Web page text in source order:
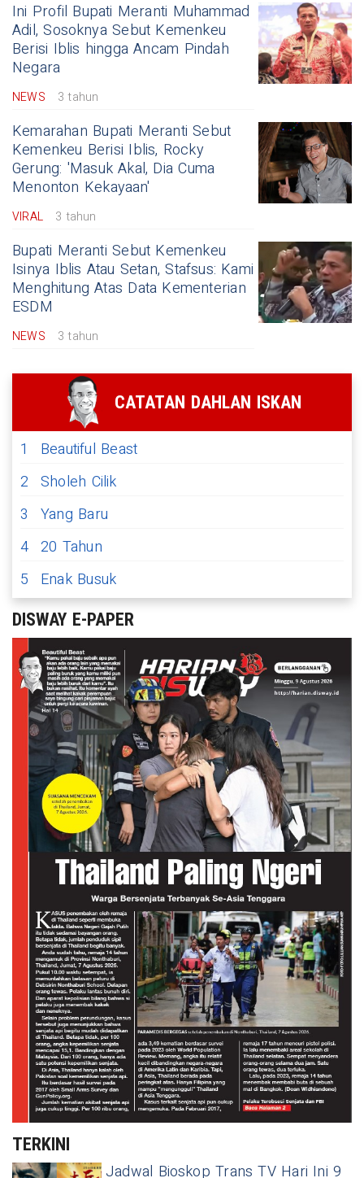
Ini Profil Bupati Meranti Muhammad
Adil, Sosoknya Sebut Kemenkeu
Berisi Iblis hingga Ancam Pindah
Negara
NEWS 3 tahun
Kemarahan Bupati Meranti Sebut
Kemenkeu Berisi Iblis, Rocky
Gerung: 'Masuk Akal, Dia Cuma
Menonton Kekayaan'
VIRAL 3 tahun
Bupati Meranti Sebut Kemenkeu
Isinya Iblis Atau Setan, Stafsus: Kami
Menghitung Atas Data Kementerian
ESDM
NEWS 3 tahun
CATATAN DAHLAN ISKAN
1
Beautiful Beast
2 Sholeh Cilik
3
Yang Baru
4 20 Tahun
5
Enak Busuk
DISWAY E-PAPER
TERKINI
Jadwal Bioskop Trans TV Hari Ini 9